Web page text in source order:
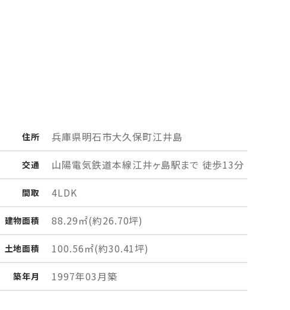
住所 兵庫県明石市大久保町江井島
交通 山陽電気鉄道本線江井ヶ島駅まで 徒歩13分
間取 4LDK
建物面積 88.29㎡(約26.70坪)
土地面積 100.56㎡(約30.41坪)
築年月 1997年03月築